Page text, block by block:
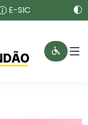
E-SIC